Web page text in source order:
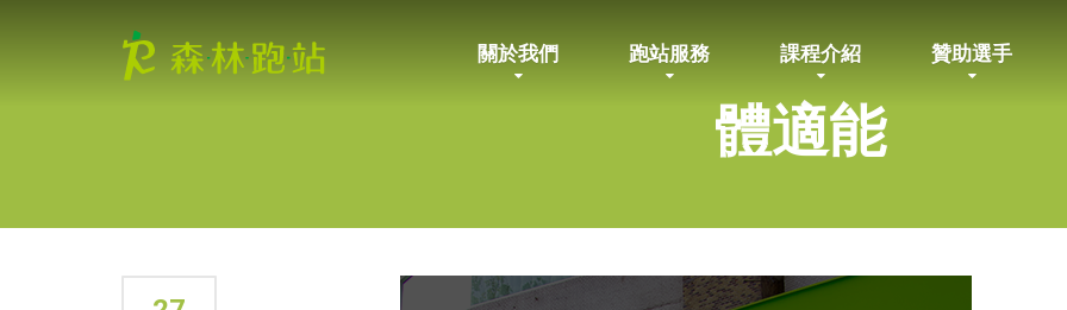
關於我們 跑站服務 課程介紹 贊助選手
體適能